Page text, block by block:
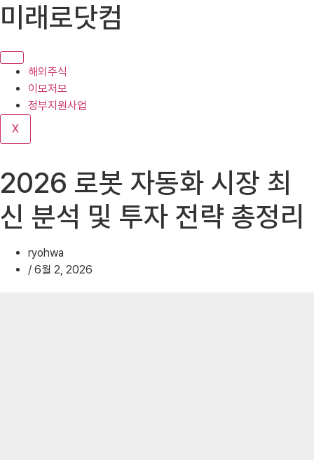
텐
로
기
미래로닷컴
해외주식
이모저모
정부지원사업
X
2026 로봇 자동화 시장 최
신 분석 및 투자 전략 총정리
ryohwa
/ 6월 2, 2026